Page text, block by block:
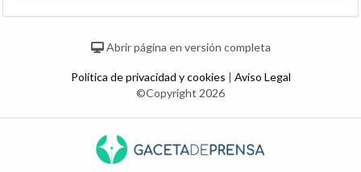
Abrir página en versión completa
Política de privacidad y cookies | Aviso Legal
©Copyright 2026